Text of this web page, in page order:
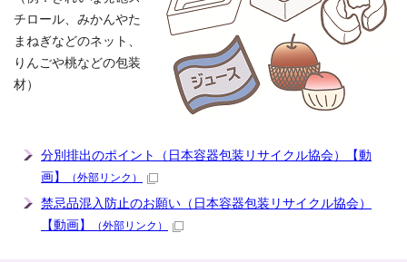
チロール、みかんやた
まねぎなどのネット、
りんごや桃などの包装
材）
分別排出のポイント（日本容器包装リサイクル協会）【動
画】
（外部リンク）
禁忌品混入防止のお願い（日本容器包装リサイクル協会）
【動画】
（外部リンク）